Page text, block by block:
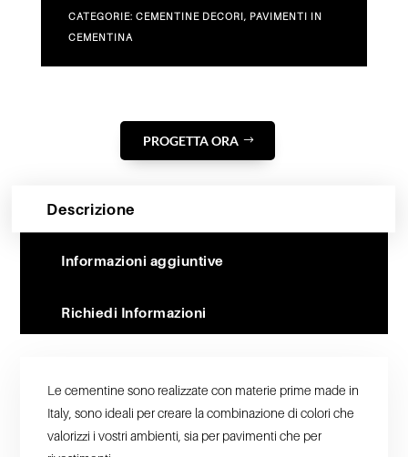
CATEGORIE: CEMENTINE DECORI, PAVIMENTI IN
CEMENTINA
PROGETTA ORA
Descrizione
Informazioni aggiuntive
Richiedi Informazioni
Le cementine sono realizzate con materie prime made in
Italy, sono ideali per creare la combinazione di colori che
valorizzi i vostri ambienti, sia per pavimenti che per